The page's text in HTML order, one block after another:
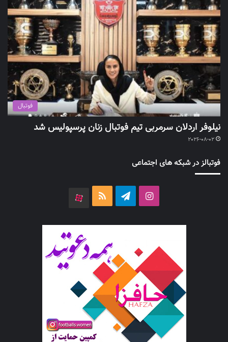
فوتبال
نیلوفر اردلان سرمربی تیم فوتبال زنان پرسپولیس شد
2026-08-02
فوتبالز در شبکه های اجتماعی
اینستاگرامتلگرام خوراک